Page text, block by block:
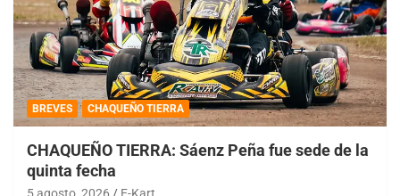
BREVES CHAQUEÑO TIERRA
CHAQUEÑO TIERRA: Sáenz Peña fue sede de la
quinta fecha